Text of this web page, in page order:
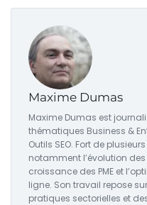
Maxime Dumas
Maxime Dumas est
thématiques Business &
Outils SEO. Fort de
notamment l’évolution
croissance des PME et
ligne. Son travail repose
pratiques sectorielles et